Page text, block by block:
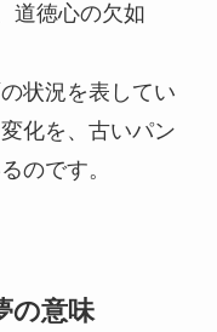
道徳心の欠如
状況を表してい
化を、古いパン
のです。
の意味